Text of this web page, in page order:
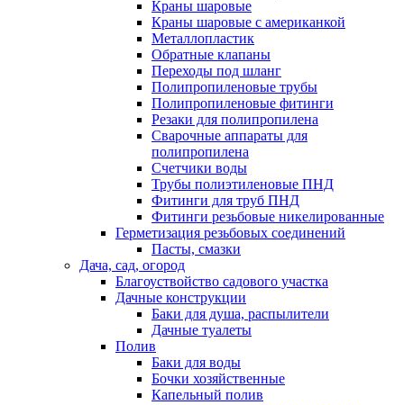
Краны шаровые
Краны шаровые с американкой
Металлопластик
Обратные клапаны
Переходы под шланг
Полипропиленовые трубы
Полипропиленовые фитинги
Резаки для полипропилена
Сварочные аппараты для
полипропилена
Счетчики воды
Трубы полиэтиленовые ПНД
Фитинги для труб ПНД
Фитинги резьбовые никелированные
Герметизация резьбовых соединений
Пасты, смазки
Дача, сад, огород
Благоуствойство садового участка
Дачные конструкции
Баки для душа, распылители
Дачные туалеты
Полив
Баки для воды
Бочки хозяйственные
Капельный полив